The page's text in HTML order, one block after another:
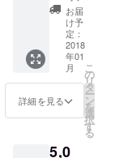
詳しくなり
ました。ク
リスマスの
本をたくさ
ん輸入して
ていきまし
画像は私の
ブラス
選択で
きま
す）3個
お届
け予
定：
2018
年01
月
詳細を見る
こ
の
リ
タ
ー
ン
を
選
択
す
る
5,0